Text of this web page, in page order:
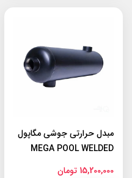
مبدل حرارتی جوشی مگاپول
MEGA POOL WELDED
MWH-120
15,200,000 تومان